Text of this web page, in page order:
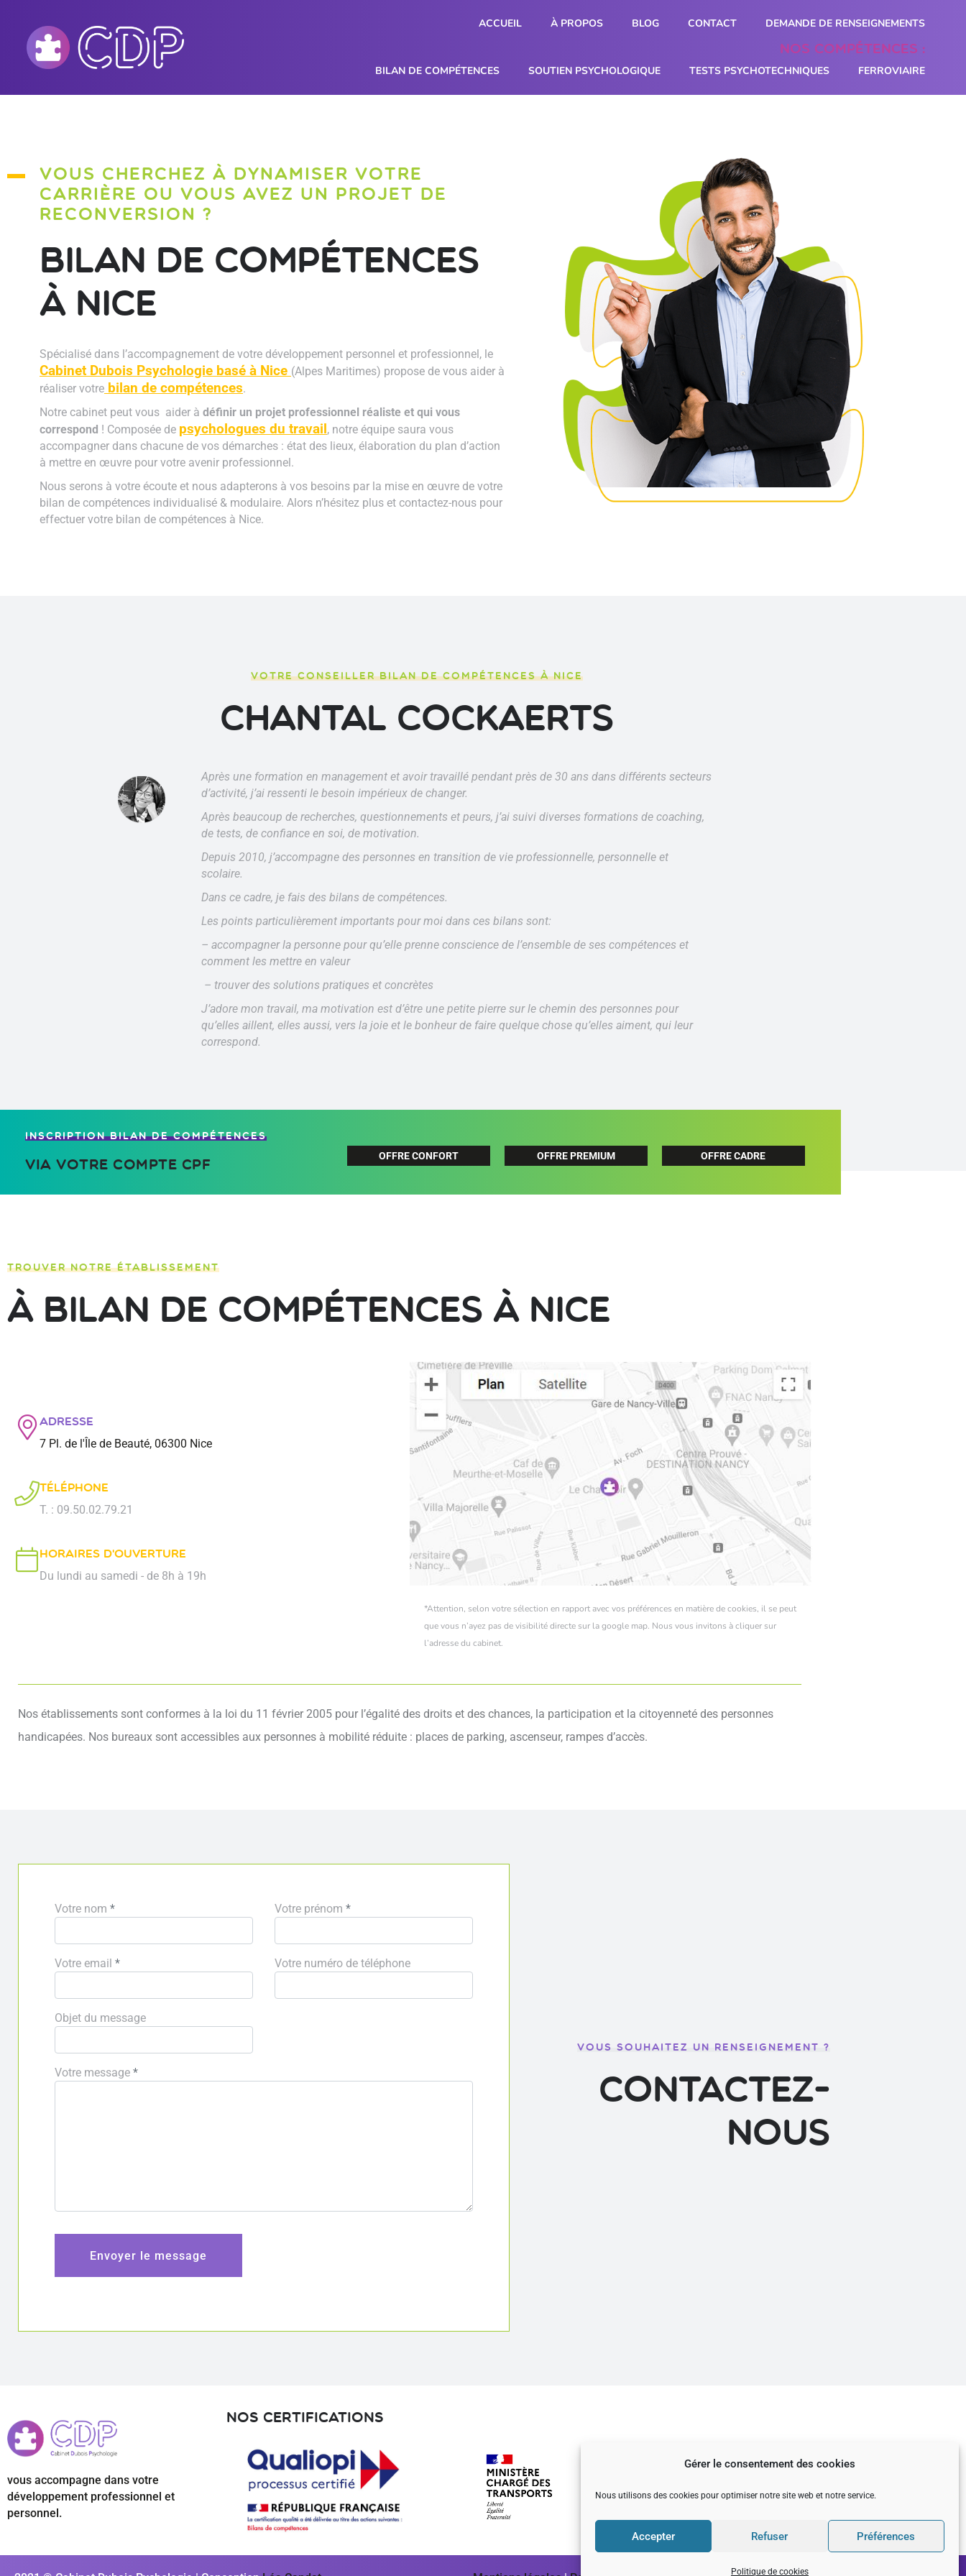
Gérer le consentement des cookies
Nous utilisons des cookies pour optimiser notre site web et notre service.
Accepter Refuser Préférences
Politique de cookies
ACCUEIL À PROPOS BLOG CONTACT DEMANDE DE RENSEIGNEMENTS
Nos compétences :
BILAN DE COMPÉTENCES SOUTIEN PSYCHOLOGIQUE TESTS PSYCHOTECHNIQUES FERROVIAIRE
VOUS CHERCHEZ À DYNAMISER VOTRE
CARRIÈRE OU VOUS AVEZ UN PROJET DE
RECONVERSION ?
Bilan de compétences
à Nice
Spécialisé dans l’accompagnement de votre développement personnel et professionnel, le
Cabinet Dubois Psychologie basé à Nice (Alpes Maritimes) propose de vous aider à
réaliser votre bilan de compétences.
Notre cabinet peut vous aider à définir un projet professionnel réaliste et qui vous
correspond ! Composée de psychologues du travail, notre équipe saura vous
accompagner dans chacune de vos démarches : état des lieux, élaboration du plan d’action
à mettre en œuvre pour votre avenir professionnel.
Nous serons à votre écoute et nous adapterons à vos besoins par la mise en œuvre de votre
bilan de compétences individualisé & modulaire. Alors n’hésitez plus et contactez-nous pour
effectuer votre bilan de compétences à Nice.
VOTRE CONSEILLER BILAN DE COMPÉTENCES À NICE
Chantal COCKAERTS
Après une formation en management et avoir travaillé pendant près de 30 ans dans différents secteurs
d’activité, j’ai ressenti le besoin impérieux de changer.
Après beaucoup de recherches, questionnements et peurs, j’ai suivi diverses formations de coaching,
de tests, de confiance en soi, de motivation.
Depuis 2010, j’accompagne des personnes en transition de vie professionnelle, personnelle et
scolaire.
Dans ce cadre, je fais des bilans de compétences.
Les points particulièrement importants pour moi dans ces bilans sont:
– accompagner la personne pour qu’elle prenne conscience de l’ensemble de ses compétences et
comment les mettre en valeur
– trouver des solutions pratiques et concrètes
J’adore mon travail, ma motivation est d’être une petite pierre sur le chemin des personnes pour
qu’elles aillent, elles aussi, vers la joie et le bonheur de faire quelque chose qu’elles aiment, qui leur
correspond.
INSCRIPTION BILAN DE COMPÉTENCES
via votre compte CPF OFFRE CONFORT OFFRE PREMIUM OFFRE CADRE
TROUVER NOTRE ÉTABLISSEMENT
à Bilan de compétences à Nice
Adresse
7 Pl. de l'Île de Beauté, 06300 Nice
Téléphone
T. : 09.50.02.79.21
Horaires d'ouverture
Du lundi au samedi - de 8h à 19h
*Attention, selon votre sélection en rapport avec vos préférences en matière de cookies, il se peut
que vous n’ayez pas de visibilité directe sur la google map. Nous vous invitons à cliquer sur
l’adresse du cabinet.
Nos établissements sont conformes à la loi du 11 février 2005 pour l’égalité des droits et des chances, la participation et la citoyenneté des personnes
handicapées. Nos bureaux sont accessibles aux personnes à mobilité réduite : places de parking, ascenseur, rampes d’accès.
Votre nom * Votre prénom *
Votre email * Votre numéro de téléphone
Objet du message
Votre message *
VOUS SOUHAITEZ UN RENSEIGNEMENT ?
contactez-
nous
vous accompagne dans votre
développement professionnel et
personnel.
Nos certifications